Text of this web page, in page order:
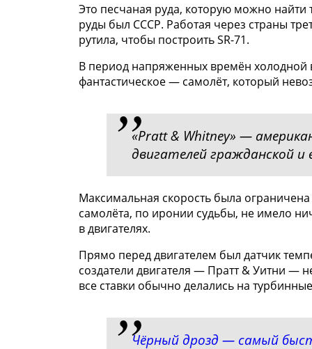
Это песчаная руда, которую можно
руды был СССР. Работая через страны
рутила, чтобы построить SR-71.
В период напряженных времён холодной
фантастическое — самолёт, который
«Pratt & Whitney» —
двигателей граждaнской и
Максимальная скорость была
самолёта, по иронии судьбы, не имело
в двигателях.
Прямо перед двигателем был датчик
создатели двигателя — Пратт & Уитни —
все ставки обычно делались на
Чёрный дрозд — самый